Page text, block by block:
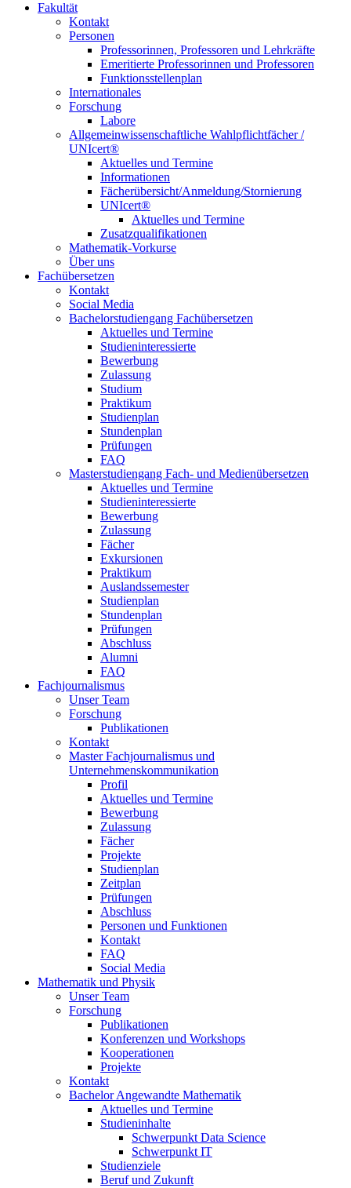
Fakultät
Kontakt
Personen
Professorinnen, Professoren und Lehrkräfte
Emeritierte Professorinnen und Professoren
Funktionsstellenplan
Internationales
Forschung
Labore
Allgemeinwissenschaftliche Wahlpflichtfächer /
UNIcert®
Aktuelles und Termine
Informationen
Fächerübersicht/Anmeldung/Stornierung
UNIcert®
Aktuelles und Termine
Zusatzqualifikationen
Mathematik-Vorkurse
Über uns
Fachübersetzen
Kontakt
Social Media
Bachelorstudiengang Fachübersetzen
Aktuelles und Termine
Studieninteressierte
Bewerbung
Zulassung
Studium
Praktikum
Studienplan
Stundenplan
Prüfungen
FAQ
Masterstudiengang Fach- und Medienübersetzen
Aktuelles und Termine
Studieninteressierte
Bewerbung
Zulassung
Fächer
Exkursionen
Praktikum
Auslandssemester
Studienplan
Stundenplan
Prüfungen
Abschluss
Alumni
FAQ
Fachjournalismus
Unser Team
Forschung
Publikationen
Kontakt
Master Fachjournalismus und
Unternehmenskommunikation
Profil
Aktuelles und Termine
Bewerbung
Zulassung
Fächer
Projekte
Studienplan
Zeitplan
Prüfungen
Abschluss
Personen und Funktionen
Kontakt
FAQ
Social Media
Mathematik und Physik
Unser Team
Forschung
Publikationen
Konferenzen und Workshops
Kooperationen
Projekte
Kontakt
Bachelor Angewandte Mathematik
Aktuelles und Termine
Studieninhalte
Schwerpunkt Data Science
Schwerpunkt IT
Studienziele
Beruf und Zukunft